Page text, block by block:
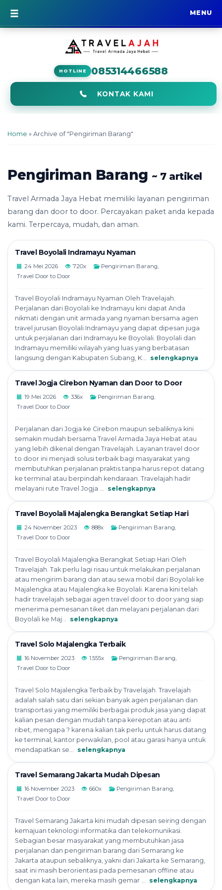
MENU
BERANDA
HOTLINE 085314466588
KONTAK KAMI
Home » Archive of "Pengiriman Barang"
Pengiriman Barang ~ 7 artikel
Travel Armada Jaya Hebat memiliki layanan pengiriman
barang dan door to door. Percayakan paket anda kepada
kami. Terpercaya, mudah, dan aman.
Travel Boyolali Indramayu Nyaman
24 Mei 2026 720x Pengiriman Barang
Travel Door to Door
Travel Boyolali Indramayu Nyaman Oleh Travelajah.
Perjalanan dari Boyolali ke Indramayu kini dapat Anda
nikmati dengan unit armada yang nyaman bersama agen
travel jurusan Boyolali Indramayu yang dapat dipesan juga
untuk perjalanan dari Indramayu ke Boyolali. Boyolali dan
Indramayu memiliki wilayah yang luas yang berbatasan
langsung dengan Kabupaten Subang, K...
selengkapnya
Travel Jogja Cirebon Nyaman dan Door to Door
19 Mei 2026 336x Pengiriman Barang
Travel Door to Door
Perjalanan dari Jogja ke Cirebon maupun sebaliknya kini
semakin mudah bersama Travel Armada Jaya Hebat atau
yang lebih dikenal dengan Travelajah. Layanan travel door
to door ini menjadi solusi terbaik bagi masyarakat yang
membutuhkan perjalanan praktis tanpa harus repot datang
ke terminal atau berpindah kendaraan. Travelajah hadir
melayani rute Travel Jogja ...
selengkapnya
Travel Boyolali Majalengka Berangkat Setiap Hari
24 November 2023 888x Pengiriman Barang
Travel Door to Door
Travel Boyolali Majalengka Berangkat Setiap Hari Oleh
Travelajah. Tak perlu lagi risau untuk melakukan perjalanan
atau mengirim barang dan atau sewa mobil dari Boyolali ke
Majalengka atau Majalengka ke Boyolali. Karena kini telah
hadir travelajah sebagai agen travel door to door yang siap
menerima pemesanan tiket dan melayani perjalanan dari
Boyolali ke Maj...
selengkapnya
Travel Solo Majalengka Terbaik
16 November 2023 1.555x Pengiriman Barang
Travel Door to Door
Travel Solo Majalengka Terbaik by Travelajah. Travelajah
adalah salah satu dari sekian banyak agen perjalanan dan
transportasi yang memiliki berbagai produk jasa yang dapat
kalian pesan dengan mudah tanpa kerepotan atau anti
ribet, mengapa ? karena kalian tak perlu untuk harus datang
ke terminal, kantor perwakilan, pool atau garasi hanya untuk
mendapatkan se...
selengkapnya
Travel Semarang Jakarta Mudah Dipesan
16 November 2023 660x Pengiriman Barang
Travel Door to Door
Travel Semarang Jakarta kini mudah dipesan seiring dengan
kemajuan teknologi informatika dan telekomunikasi.
Sebagian besar masyarakat yang membutuhkan jasa
perjalanan dan pengiriman barang dari Semarang ke
Jakarta ataupun sebaliknya, yakni dari Jakarta ke Semarang,
saat ini masih berorientasi pada pemesanan offline atau
dengan kata lain, mereka masih gemar ...
selengkapnya